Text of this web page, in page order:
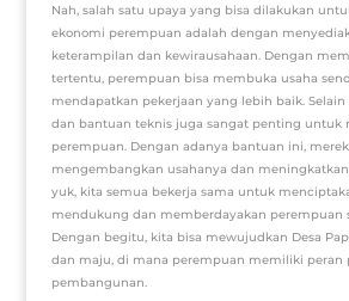
Nah, salah satu upaya yang bisa dilakukan
ekonomi perempuan adalah dengan
keterampilan dan kewirausahaan. Dengan
tertentu, perempuan bisa membuka usaha
mendapatkan pekerjaan yang lebih baik. Selain
dan bantuan teknis juga sangat penting untuk
perempuan. Dengan adanya bantuan ini,
mengembangkan usahanya dan
yuk, kita semua bekerja sama untuk
mendukung dan memberdayakan perempuan
Dengan begitu, kita bisa mewujudkan Desa
dan maju, di mana perempuan memiliki peran
pembangunan.